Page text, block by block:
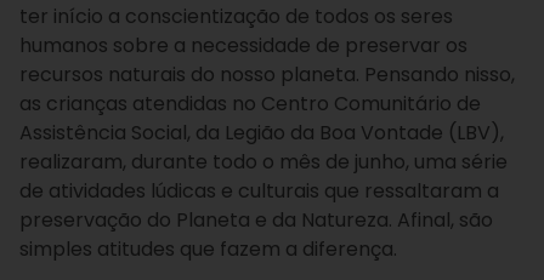
ter início a conscientização de todos os seres
humanos sobre a necessidade de preservar os
recursos naturais do nosso planeta. Pensando nisso,
as crianças atendidas no Centro Comunitário de
Assistência Social, da Legião da Boa Vontade (LBV),
realizaram, durante todo o mês de junho, uma série
de atividades lúdicas e culturais que ressaltaram a
preservação do Planeta e da Natureza. Afinal, são
simples atitudes que fazem a diferença.